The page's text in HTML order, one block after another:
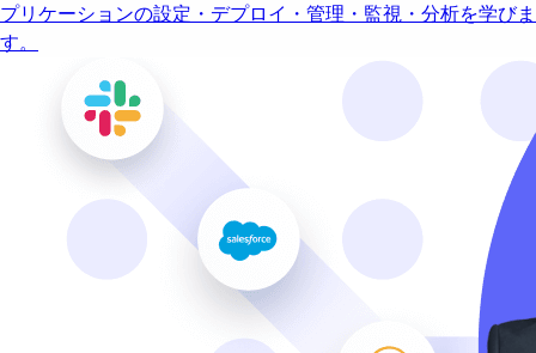
プリケーションの設定・デプロイ・管理・監視・分析を学びま
す。